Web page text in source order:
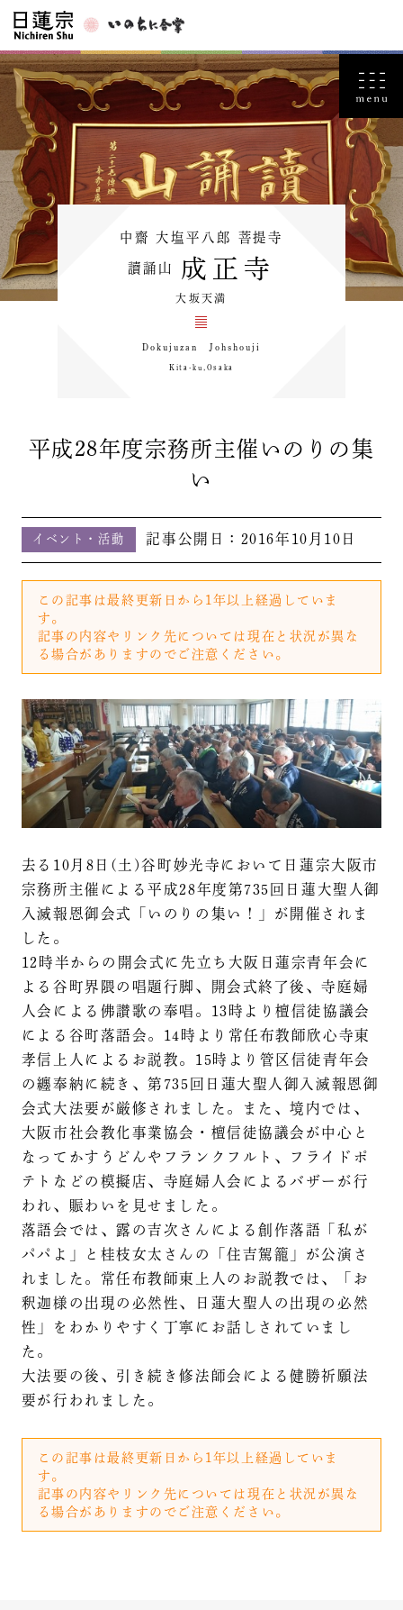
中齋 大塩平八郎 菩提寺
讀誦山 成正寺
大坂天満
Dokujuzan Johshouji
Kita-ku,Osaka
平成28年度宗務所主催いのりの集
い
イベント・活動 記事公開日： 2016年10月10日
この記事は最終更新日から1年以上経過していま
す。
記事の内容やリンク先については現在と状況が異な
る場合がありますのでご注意ください。
去る10月8日(土)谷町妙光寺において日蓮宗大阪市
宗務所主催による平成28年度第735回日蓮大聖人御
入滅報恩御会式「いのりの集い！」が開催されま
した。
12時半からの開会式に先立ち大阪日蓮宗青年会に
よる谷町界隈の唱題行脚、開会式終了後、寺庭婦
人会による佛讃歌の奉唱。13時より檀信徒協議会
による谷町落語会。14時より常任布教師欣心寺東
孝信上人によるお説教。15時より管区信徒青年会
の纏奉納に続き、第735回日蓮大聖人御入滅報恩御
会式大法要が厳修されました。また、境内では、
大阪市社会教化事業協会・檀信徒協議会が中心と
なってかすうどんやフランクフルト、フライドポ
テトなどの模擬店、寺庭婦人会によるバザーが行
われ、賑わいを見せました。
落語会では、露の吉次さんによる創作落語「私が
パパよ」と桂枝女太さんの「住吉駕籠」が公演さ
れました。常任布教師東上人のお説教では、「お
釈迦様の出現の必然性、日蓮大聖人の出現の必然
性」をわかりやすく丁寧にお話しされていまし
た。
大法要の後、引き続き修法師会による健勝祈願法
要が行われました。
この記事は最終更新日から1年以上経過していま
す。
記事の内容やリンク先については現在と状況が異な
る場合がありますのでご注意ください。